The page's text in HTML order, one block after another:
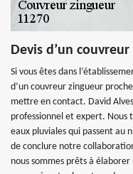
Devis d’un
Si vous êtes dans
d’un couvreur zingueur
mettre en contact. David
professionnel et expert. Nous
eaux pluviales qui passent au
de conclure notre
nous sommes prêts à